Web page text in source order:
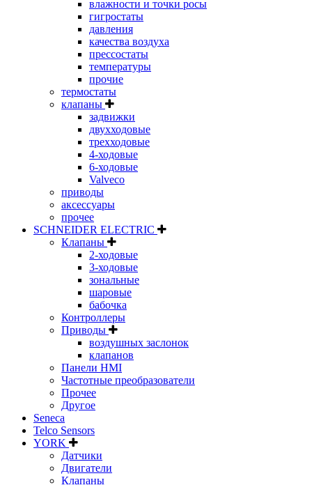
влажности и точки росы
гигростаты
давления
качества воздуха
прессостаты
температуры
прочие
термостаты
клапаны
задвижки
двухходовые
трехходовые
4-ходовые
6-ходовые
Valveco
приводы
аксессуары
прочее
SCHNEIDER ELECTRIC
Клапаны
2-ходовые
3-ходовые
зональные
шаровые
бабочка
Контроллеры
Приводы
воздушных заслонок
клапанов
Панели HMI
Частотные преобразователи
Прочее
Другое
Seneca
Telco Sensors
YORK
Датчики
Двигатели
Клапаны